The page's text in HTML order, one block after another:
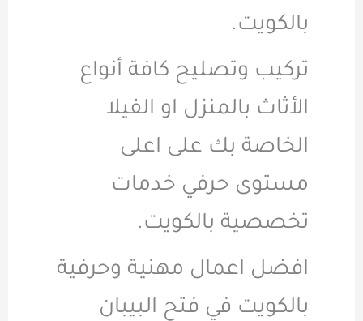
بالكويت.
تركيب وتصليح كافة أنواع
الأثاث بالمنزل او الفيلا
الخاصة بك على اعلى
مستوى حرفي خدمات
تخصصية بالكويت.
افضل اعمال مهنية وحرفية
بالكويت في فتح البيبان